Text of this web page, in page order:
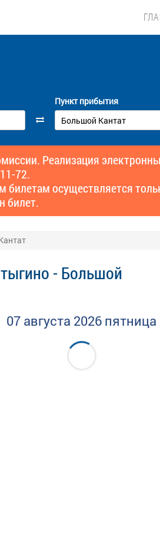
Пункт прибытия
Реализация
72.
билетам осуществляется
билет.
- Большой
07 августа 2026 пятница